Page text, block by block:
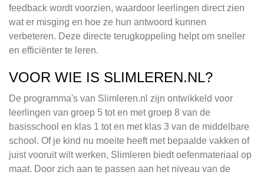
feedback wordt voorzien, waardoor leerlingen direct zien
wat er misging en hoe ze hun antwoord kunnen
verbeteren. Deze directe terugkoppeling helpt om sneller
en efficiënter te leren.
VOOR WIE IS SLIMLEREN.NL?
De programma's van Slimleren.nl zijn ontwikkeld voor
leerlingen van groep 5 tot en met groep 8 van de
basisschool en klas 1 tot en met klas 3 van de middelbare
school. Of je kind nu moeite heeft met bepaalde vakken of
juist vooruit wilt werken, Slimleren biedt oefenmateriaal op
maat. Door zich aan te passen aan het niveau van de